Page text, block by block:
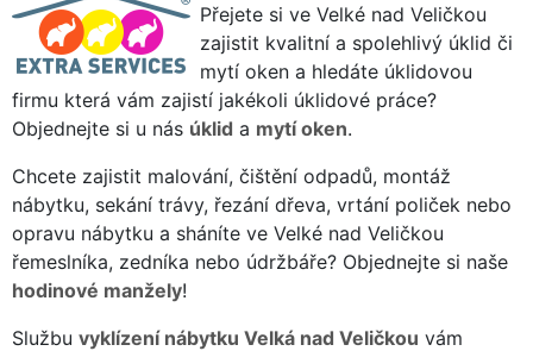
Přejete si ve Velké nad Veličkou
zajistit kvalitní a spolehlivý úklid či
mytí oken a hledáte úklidovou
firmu která vám zajistí jakékoli úklidové práce?
Objednejte si u nás úklid a mytí oken.
Chcete zajistit malování, čištění odpadů, montáž
nábytku, sekání trávy, řezání dřeva, vrtání poliček nebo
opravu nábytku a sháníte ve Velké nad Veličkou
řemeslníka, zedníka nebo údržbáře? Objednejte si naše
hodinové manžely!
Službu vyklízení nábytku Velká nad Veličkou vám